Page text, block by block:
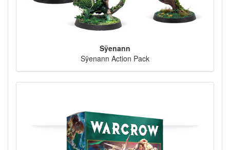
Sÿenann
Sÿenann Action Pack